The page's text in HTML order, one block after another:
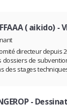
( aikido)-
directeur depuis
dossiers de
des stages
-